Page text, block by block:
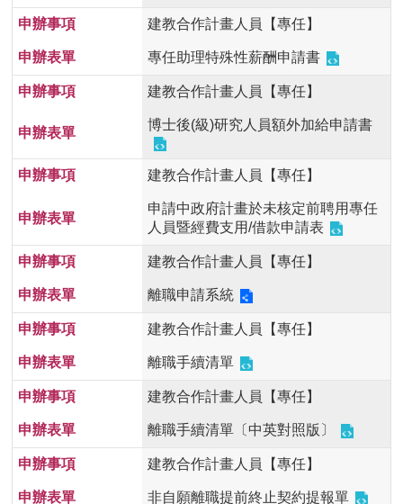
建教合作計畫人員【專任】
專任助理特殊性薪酬申請書
建教合作計畫人員【專任】
博士後(級)研究人員額外加給申請書
建教合作計畫人員【專任】
申請中政府計畫於未核定前聘用專任
人員暨經費支用/借款申請表
建教合作計畫人員【專任】
離職申請系統
建教合作計畫人員【專任】
離職手續清單
建教合作計畫人員【專任】
離職手續清單〔中英對照版〕
建教合作計畫人員【專任】
非自願離職提前終止契約提報單